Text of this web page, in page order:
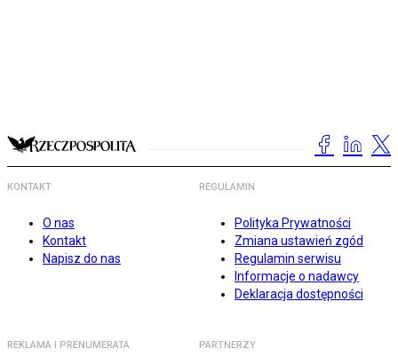
KONTAKT
O nas
Kontakt
Napisz do nas
REGULAMIN
Polityka Prywatności
Zmiana ustawień zgód
Regulamin serwisu
Informacje o nadawcy
Deklaracja dostępności
REKLAMA I PRENUMERATA PARTNERZY